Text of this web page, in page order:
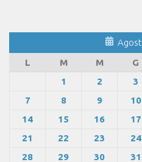
L
M M G
1
2 3
7
8 9 10
14
15 16 17
21
22 23 24
28
29 30
31